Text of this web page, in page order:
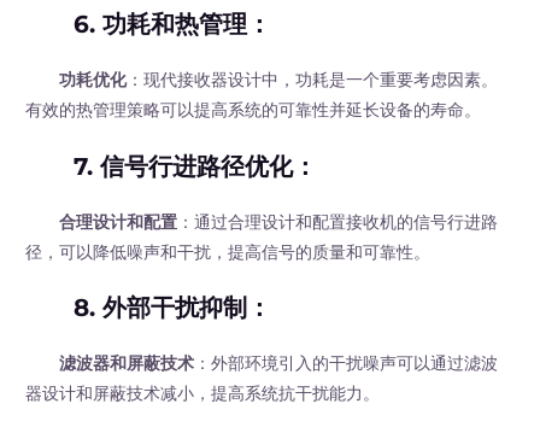
6.功耗和热管理 ：
功耗优化：现代接收器设计中，功耗是一个重要考虑因素。
有效的热管理策略可以提高系统的可靠性并延长设备的寿命。
7.信号行进路径优化：
合理设计和配置 ：通过合理设计和配置接收机的信号行进路
径，可以降低噪声和干扰，提高信号的质量和可靠性。
8.外部干扰抑制 ：
滤波器和屏蔽技术 ：外部环境引入的干扰噪声可以通过滤波
器设计和屏蔽技术减小，提高系统抗干扰能力。